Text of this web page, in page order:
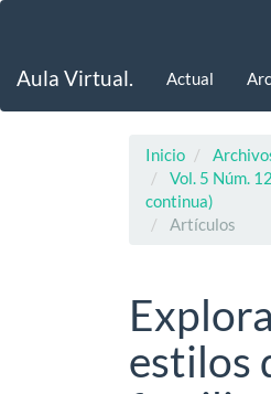
principal
Aula Virtual. Actual
Inicio
Vol. 5 Núm.
continua)
Artículos
estilos